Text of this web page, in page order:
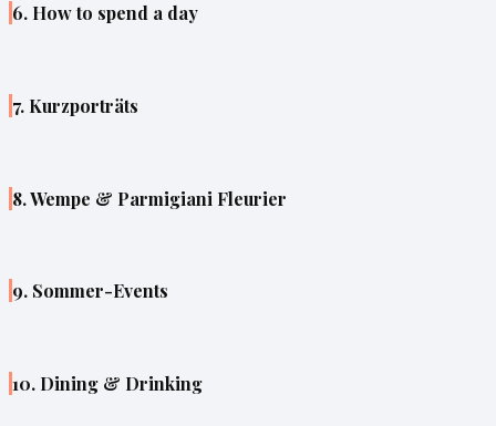
6. How to spend a day
7. Kurzporträts
8. Wempe & Parmigiani Fleurier
9. Sommer-Events
10. Dining & Drinking